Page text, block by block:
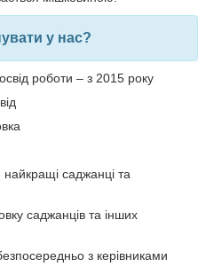
у нас?
роботи – з 2015 року
саджанці та
саджанців та інших
з керівниками